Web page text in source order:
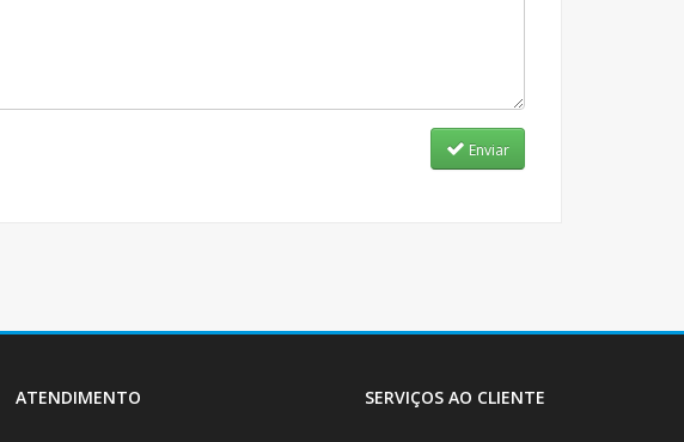
Enviar
ATENDIMENTO SERVIÇOS AO CLIENTE